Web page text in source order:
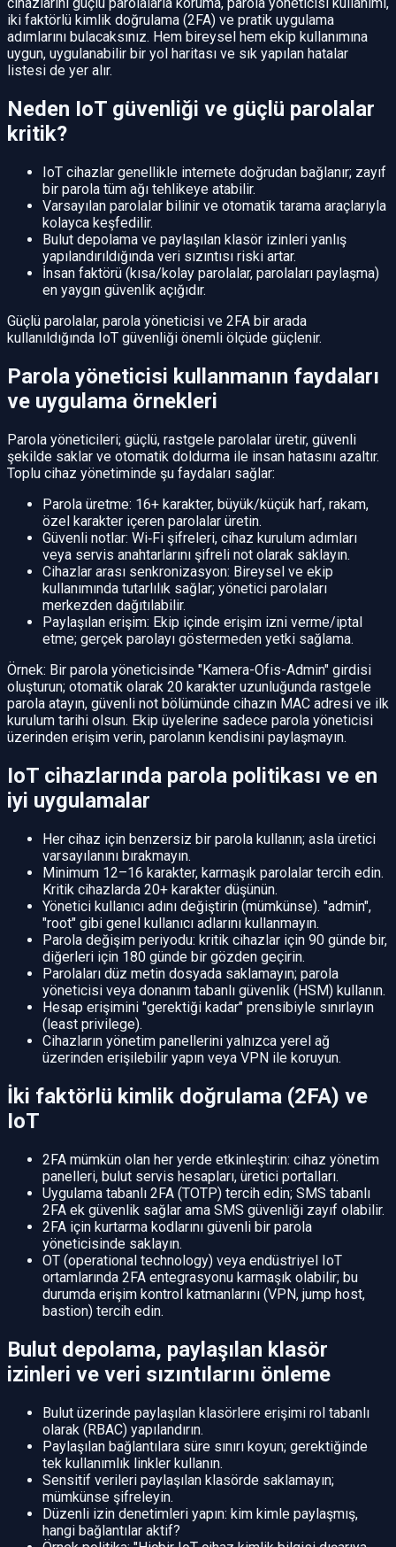
cihazlarını güçlü parolalarla koruma, parola yöneticisi kullanımı,
iki faktörlü kimlik doğrulama (2FA) ve pratik uygulama
adımlarını bulacaksınız. Hem bireysel hem ekip kullanımına
uygun, uygulanabilir bir yol haritası ve sık yapılan hatalar
listesi de yer alır.
Neden IoT güvenliği ve güçlü parolalar
kritik?
IoT cihazlar genellikle internete doğrudan bağlanır; zayıf
bir parola tüm ağı tehlikeye atabilir.
Varsayılan parolalar bilinir ve otomatik tarama araçlarıyla
kolayca keşfedilir.
Bulut depolama ve paylaşılan klasör izinleri yanlış
yapılandırıldığında veri sızıntısı riski artar.
İnsan faktörü (kısa/kolay parolalar, parolaları paylaşma)
en yaygın güvenlik açığıdır.
Güçlü parolalar, parola yöneticisi ve 2FA bir arada
kullanıldığında IoT güvenliği önemli ölçüde güçlenir.
Parola yöneticisi kullanmanın faydaları
ve uygulama örnekleri
Parola yöneticileri; güçlü, rastgele parolalar üretir, güvenli
şekilde saklar ve otomatik doldurma ile insan hatasını azaltır.
Toplu cihaz yönetiminde şu faydaları sağlar:
Parola üretme: 16+ karakter, büyük/küçük harf, rakam,
özel karakter içeren parolalar üretin.
Güvenli notlar: Wi‑Fi şifreleri, cihaz kurulum adımları
veya servis anahtarlarını şifreli not olarak saklayın.
Cihazlar arası senkronizasyon: Bireysel ve ekip
kullanımında tutarlılık sağlar; yönetici parolaları
merkezden dağıtılabilir.
Paylaşılan erişim: Ekip içinde erişim izni verme/iptal
etme; gerçek parolayı göstermeden yetki sağlama.
Örnek: Bir parola yöneticisinde "Kamera-Ofis-Admin" girdisi
oluşturun; otomatik olarak 20 karakter uzunluğunda rastgele
parola atayın, güvenli not bölümünde cihazın MAC adresi ve ilk
kurulum tarihi olsun. Ekip üyelerine sadece parola yöneticisi
üzerinden erişim verin, parolanın kendisini paylaşmayın.
IoT cihazlarında parola politikası ve en
iyi uygulamalar
Her cihaz için benzersiz bir parola kullanın; asla üretici
varsayılanını bırakmayın.
Minimum 12–16 karakter, karmaşık parolalar tercih edin.
Kritik cihazlarda 20+ karakter düşünün.
Yönetici kullanıcı adını değiştirin (mümkünse). "admin",
"root" gibi genel kullanıcı adlarını kullanmayın.
Parola değişim periyodu: kritik cihazlar için 90 günde bir,
diğerleri için 180 günde bir gözden geçirin.
Parolaları düz metin dosyada saklamayın; parola
yöneticisi veya donanım tabanlı güvenlik (HSM) kullanın.
Hesap erişimini "gerektiği kadar" prensibiyle sınırlayın
(least privilege).
Cihazların yönetim panellerini yalnızca yerel ağ
üzerinden erişilebilir yapın veya VPN ile koruyun.
İki faktörlü kimlik doğrulama (2FA) ve
IoT
2FA mümkün olan her yerde etkinleştirin: cihaz yönetim
panelleri, bulut servis hesapları, üretici portalları.
Uygulama tabanlı 2FA (TOTP) tercih edin; SMS tabanlı
2FA ek güvenlik sağlar ama SMS güvenliği zayıf olabilir.
2FA için kurtarma kodlarını güvenli bir parola
yöneticisinde saklayın.
OT (operational technology) veya endüstriyel IoT
ortamlarında 2FA entegrasyonu karmaşık olabilir; bu
durumda erişim kontrol katmanlarını (VPN, jump host,
bastion) tercih edin.
Bulut depolama, paylaşılan klasör
izinleri ve veri sızıntılarını önleme
Bulut üzerinde paylaşılan klasörlere erişimi rol tabanlı
olarak (RBAC) yapılandırın.
Paylaşılan bağlantılara süre sınırı koyun; gerektiğinde
tek kullanımlık linkler kullanın.
Sensitif verileri paylaşılan klasörde saklamayın;
mümkünse şifreleyin.
Düzenli izin denetimleri yapın: kim kimle paylaşmış,
hangi bağlantılar aktif?